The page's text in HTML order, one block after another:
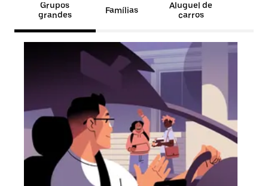
Grupos
grandes
Famílias
Aluguel de
carros